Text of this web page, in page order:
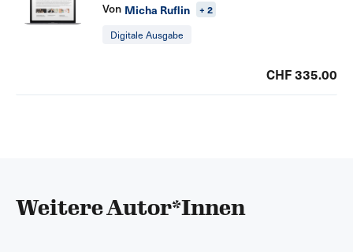
Von Micha Ruflin
+ 2
Digitale Ausgabe
CHF 335.00
Weitere Autor*Innen